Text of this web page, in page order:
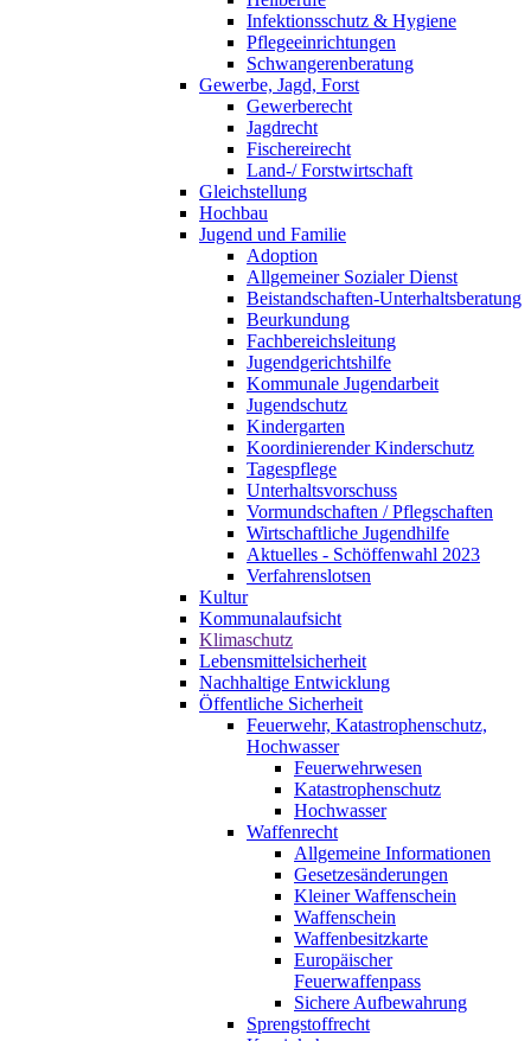
Infektionsschutz & Hygiene
Pflegeeinrichtungen
Schwangerenberatung
Gewerbe, Jagd, Forst
Gewerberecht
Jagdrecht
Fischereirecht
Land-/ Forstwirtschaft
Gleichstellung
Hochbau
Jugend und Familie
Adoption
Allgemeiner Sozialer Dienst
Beistandschaften-Unterhaltsberatung
Beurkundung
Fachbereichsleitung
Jugendgerichtshilfe
Kommunale Jugendarbeit
Jugendschutz
Kindergarten
Koordinierender Kinderschutz
Tagespflege
Unterhaltsvorschuss
Vormundschaften / Pflegschaften
Wirtschaftliche Jugendhilfe
Aktuelles - Schöffenwahl 2023
Verfahrenslotsen
Kultur
Kommunalaufsicht
Klimaschutz
Lebensmittelsicherheit
Nachhaltige Entwicklung
Öffentliche Sicherheit
Feuerwehr, Katastrophenschutz,
Hochwasser
Feuerwehrwesen
Katastrophenschutz
Hochwasser
Waffenrecht
Allgemeine Informationen
Gesetzesänderungen
Kleiner Waffenschein
Waffenschein
Waffenbesitzkarte
Europäischer
Feuerwaffenpass
Sichere Aufbewahrung
Sprengstoffrecht